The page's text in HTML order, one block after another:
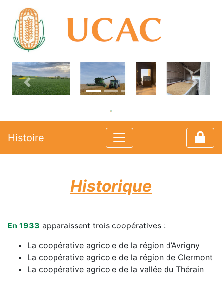
Previous
Histoire
Historique
En 1933 apparaissent trois coopératives :
La coopérative agricole de la région d’Avrigny
La coopérative agricole de la région de Clermont
La coopérative agricole de la vallée du Thérain